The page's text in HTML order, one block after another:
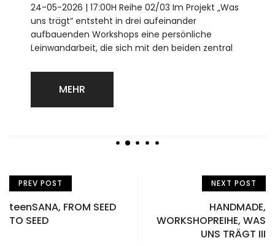
24-05-2026 | 17:00H Reihe 02/03 Im Projekt „Was
uns trägt“ entsteht in drei aufeinander
aufbauenden Workshops eine persönliche
Leinwandarbeit, die sich mit den beiden zentral
MEHR
PREV POST
teenSANA, FROM SEED
TO SEED
NEXT POST
HANDMADE,
WORKSHOPREIHE, WAS
UNS TRÄGT III